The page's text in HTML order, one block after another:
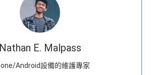
Nathan E. Malpass
Android設備的維護專家